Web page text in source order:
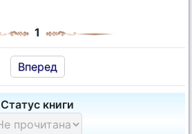
1
Вперед
Статус книги